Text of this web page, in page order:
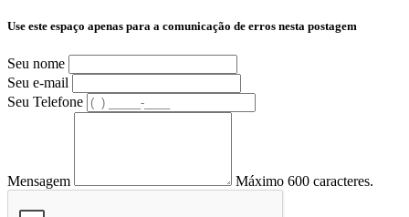
Use este espaço apenas para a comunicação de erros nesta postagem
Seu nome
Seu e-mail
Seu Telefone
Mensagem Máximo 600 caracteres.